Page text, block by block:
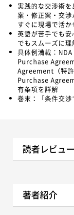
実践的な交渉術
案・修正案・交渉
すぐに現場で活か
英語が苦手でも
でもスムーズに理
具体例満載：
Purchase
Agreement（特
Purchase
有条項を詳解
巻末：「条件交
読者レビュー
著者紹介